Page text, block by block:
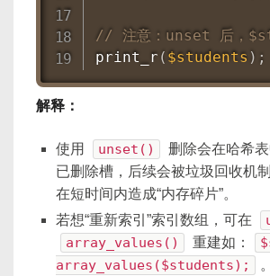
// 注意：unset 后，
print_r ( $students ) ;
解释：
使用 unset()
删除会在哈希
已删除槽，后续会被垃圾回收机
在短时间内造成“内存碎片”。
若想“重新索引”索引数组，可在
array_values() 重建如：
array_values($students);
。